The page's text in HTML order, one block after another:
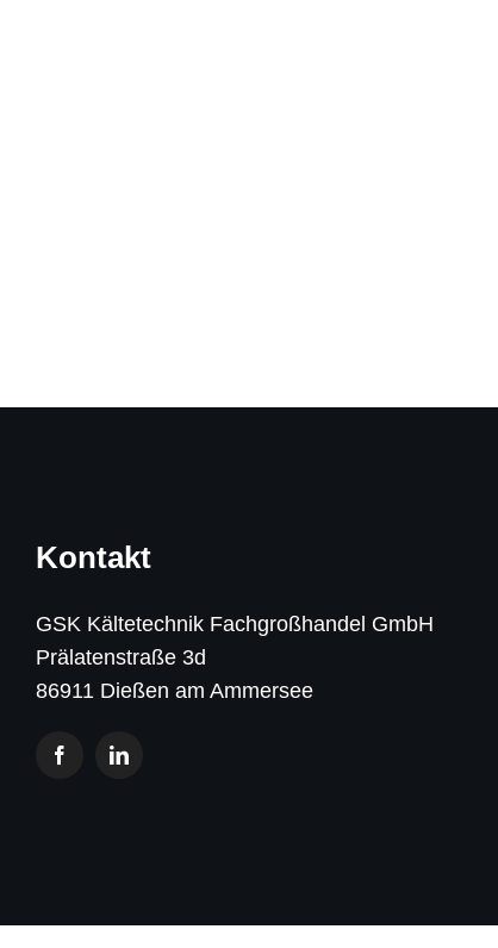
Kontakt
GSK Kältetechnik Fachgroßhandel GmbH
Prälatenstraße 3d
86911 Dießen am Ammersee